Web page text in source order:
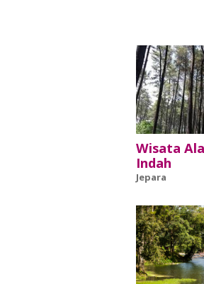
Wisata
Indah
Jepara